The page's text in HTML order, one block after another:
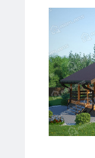
This site is
apply.